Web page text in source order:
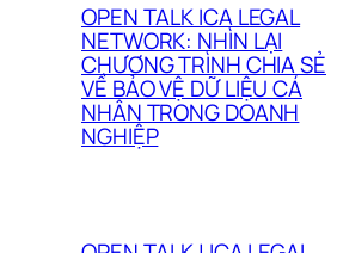
OPEN TALK ICA LEGAL
NETWORK: NHÌN LẠI
CHƯƠNG TRÌNH CHIA SẺ
VỀ BẢO VỆ DỮ LIỆU CÁ
NHÂN TRONG DOANH
NGHIỆP